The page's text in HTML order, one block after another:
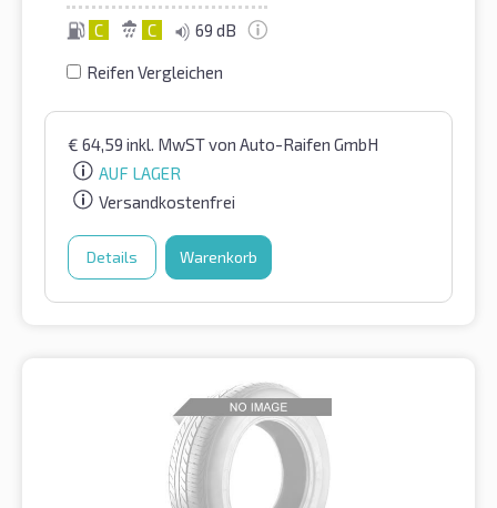
C C 69 dB
Reifen Vergleichen
€ 64,59 inkl. MwSTvon Auto-Raifen GmbH
AUF LAGER
Versandkostenfrei
Details Warenkorb